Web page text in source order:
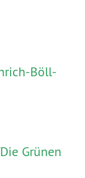
Böll-
Grünen